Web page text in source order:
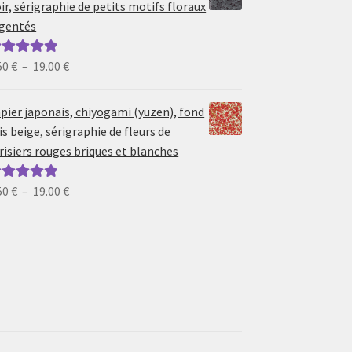
sérigraphie de petits motifs floraux
5.00sur
€ – 19.00€Plage
prix :
6.50 €
à
19.00 €
japonais, chiyogami (yuzen), fond
beige, sérigraphie de fleurs de
rouges briques et blanches
5.00sur
€ – 19.00€Plage